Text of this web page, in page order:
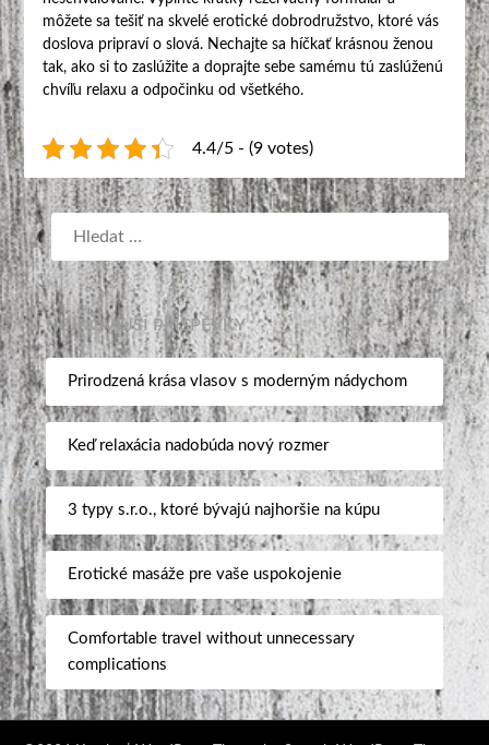
môžete sa tešiť na skvelé erotické dobrodružstvo, ktoré vás
doslova pripraví o slová. Nechajte sa híčkať krásnou ženou
tak, ako si to zaslúžite a doprajte sebe samému tú zaslúženú
chvíľu relaxu a odpočinku od všetkého.
4.4/5 - (9 votes)
NEJNOVĚJŠÍ PŘÍSPĚVKY
Prirodzená krása vlasov s moderným nádychom
Keď relaxácia nadobúda nový rozmer
3 typy s.r.o., ktoré bývajú najhoršie na kúpu
Erotické masáže pre vaše uspokojenie
Comfortable travel without unnecessary
complications